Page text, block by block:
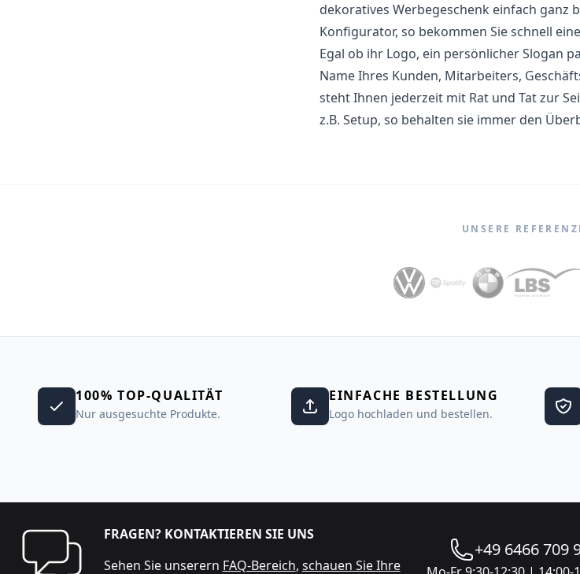
dekoratives Werbegeschenk einfach
Konfigurator, so bekommen Sie schnell
Egal ob ihr Logo, ein persönlicher Slogan
Name Ihres Kunden, Mitarbeiters,
steht Ihnen jederzeit mit Rat und Tat zur
z.B. Setup, so behalten sie immer den
UNSERE
100% TOP-QUALITÄT
Nur ausgesuchte Produkte.
EINFACHE BESTELLUNG
Logo hochladen und bestellen.
FRAGEN? KONTAKTIEREN SIE UNS
Sehen Sie unserern FAQ-Bereich, schauen Sie Ihre
+49 6466 709